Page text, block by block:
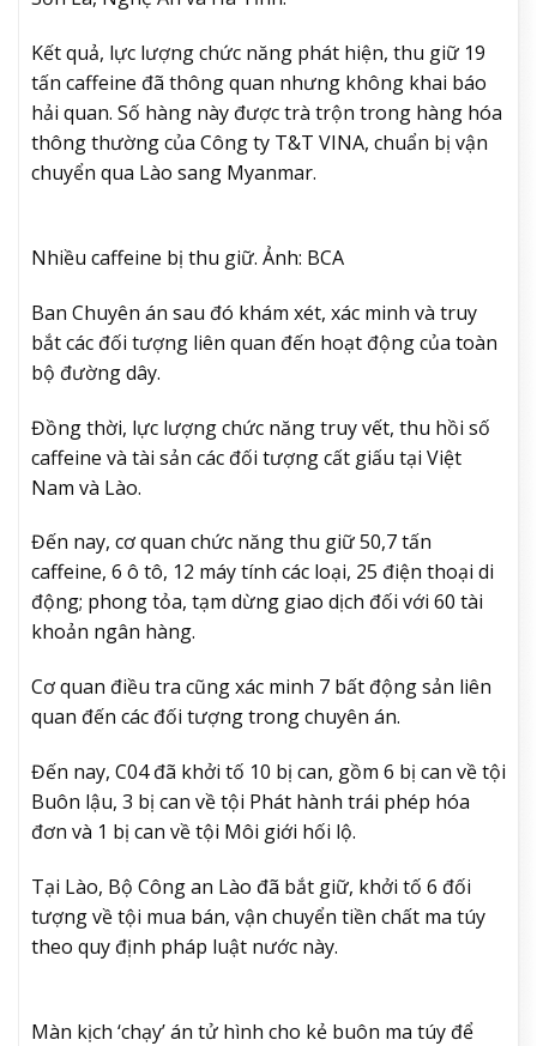
Kết quả, lực lượng chức năng phát hiện, thu giữ 19
tấn caffeine đã thông quan nhưng không khai báo
hải quan. Số hàng này được trà trộn trong hàng hóa
thông thường của Công ty T&T VINA, chuẩn bị vận
chuyển qua Lào sang Myanmar.
Nhiều caffeine bị thu giữ. Ảnh: BCA
Ban Chuyên án sau đó khám xét, xác minh và truy
bắt các đối tượng liên quan đến hoạt động của toàn
bộ đường dây.
Đồng thời, lực lượng chức năng truy vết, thu hồi số
caffeine và tài sản các đối tượng cất giấu tại Việt
Nam và Lào.
Đến nay, cơ quan chức năng thu giữ 50,7 tấn
caffeine, 6 ô tô, 12 máy tính các loại, 25 điện thoại di
động; phong tỏa, tạm dừng giao dịch đối với 60 tài
khoản ngân hàng.
Cơ quan điều tra cũng xác minh 7 bất động sản liên
quan đến các đối tượng trong chuyên án.
Đến nay, C04 đã khởi tố 10 bị can, gồm 6 bị can về tội
Buôn lậu, 3 bị can về tội Phát hành trái phép hóa
đơn và 1 bị can về tội Môi giới hối lộ.
Tại Lào, Bộ Công an Lào đã bắt giữ, khởi tố 6 đối
tượng về tội mua bán, vận chuyển tiền chất ma túy
theo quy định pháp luật nước này.
Màn kịch ‘chạy’ án tử hình cho kẻ buôn ma túy để